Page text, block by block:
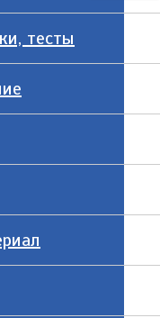
тесты